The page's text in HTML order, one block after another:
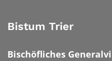
Bistum Trier
Bischöfliches